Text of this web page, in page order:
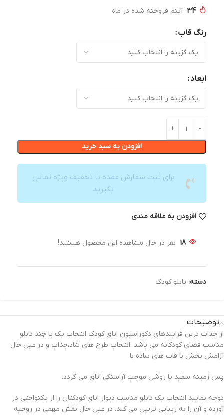
34 آیتم فروخته شده در ماه
رنگ قاب
ابعاد
افزودن به سبد خرید
برای ثبت سفارش عمده با تخفیف ویژه تماس
بگیرید
افزودن به علاقه مندی
18 نفر در حال مشاهده این محصول هستند!
دسته: تابلو کودک
توضیحات
از جذاب ترین فرایندهای دکوراسیون اتاق کودک انتخاب یک یا چند تابلو
مناسب فضای کودکانه می باشد. انتخاب طرح های شاد،جذاب و در عین حال
آرامش بخش با قاب های ساده با
پس زمینه سفید یا روشن موجب آراستگی اتاق می گردد.
توجه نمایید انتخاب یک تابلو مناسب دیوار اتاق کودکتان را از یکنواختی در
آورده و آن را به زیبایی تزیین می کند. در عین حال نقش مهمی در روحیه